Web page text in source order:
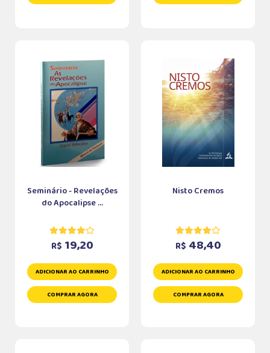
Seminário - Revelações
do Apocalipse ...
R$ 19,20
ADICIONAR AO CARRINHO
COMPRAR AGORA
Nisto Cremos
R$ 48,40
ADICIONAR AO CARRINHO
COMPRAR AGORA